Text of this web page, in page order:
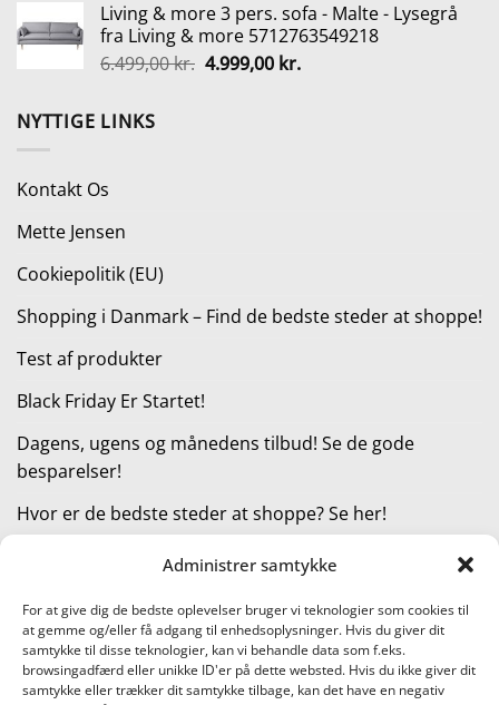
Administrer samtykke
For at give dig de bedste oplevelser bruger vi teknologier som cookies til
at gemme og/eller få adgang til enhedsoplysninger. Hvis du giver dit
samtykke til disse teknologier, kan vi behandle data som f.eks.
browsingadfærd eller unikke ID'er på dette websted. Hvis du ikke giver dit
samtykke eller trækker dit samtykke tilbage, kan det have en negativ
pris
var:
140,00 kr..
pris
er:
126,00 kr..
Living & more 3 pers. sofa - Malte - Lysegrå
fra Living & more 5712763549218
6.499,00kr. Den
4.999,00 kr.Den
NYTTIGE LINKS
Kontakt Os
Mette Jensen
Cookiepolitik (EU)
Shopping i Danmark – Find de bedste steder at shoppe!
Test af produkter
Black Friday Er Startet!
Dagens, ugens og månedens tilbud! Se de gode
besparelser!
Hvor er de bedste steder at shoppe? Se her!
Kategorier